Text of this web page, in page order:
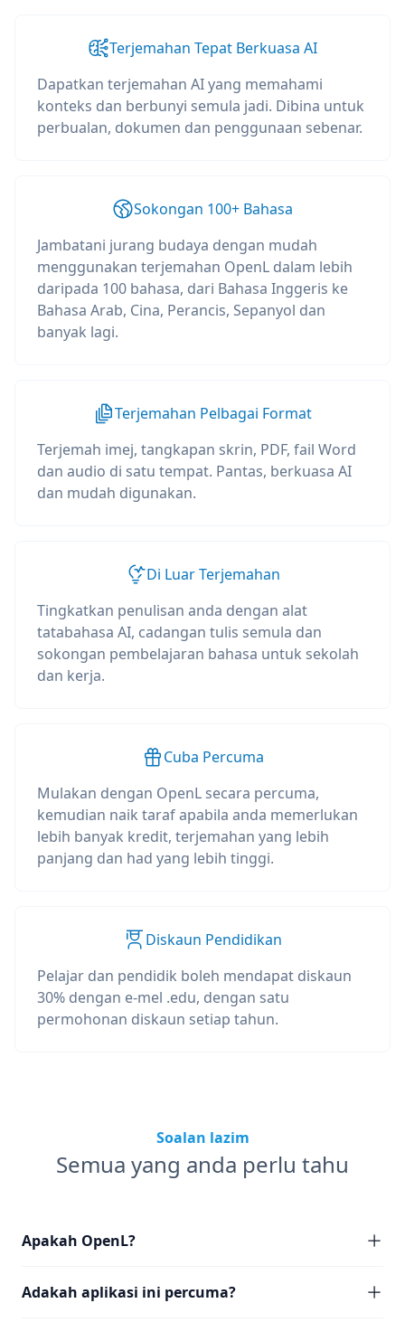
Terjemahan Tepat Berkuasa AI
Dapatkan terjemahan AI yang memahami
konteks dan berbunyi semula jadi. Dibina untuk
perbualan, dokumen dan penggunaan sebenar.
Sokongan 100+ Bahasa
Jambatani jurang budaya dengan mudah
menggunakan terjemahan OpenL dalam lebih
daripada 100 bahasa, dari Bahasa Inggeris ke
Bahasa Arab, Cina, Perancis, Sepanyol dan
banyak lagi.
Terjemahan Pelbagai Format
Terjemah imej, tangkapan skrin, PDF, fail Word
dan audio di satu tempat. Pantas, berkuasa AI
dan mudah digunakan.
Di Luar Terjemahan
Tingkatkan penulisan anda dengan alat
tatabahasa AI, cadangan tulis semula dan
sokongan pembelajaran bahasa untuk sekolah
dan kerja.
Cuba Percuma
Mulakan dengan OpenL secara percuma,
kemudian naik taraf apabila anda memerlukan
lebih banyak kredit, terjemahan yang lebih
panjang dan had yang lebih tinggi.
Diskaun Pendidikan
Pelajar dan pendidik boleh mendapat diskaun
30% dengan e-mel .edu, dengan satu
permohonan diskaun setiap tahun.
Soalan lazim
Semua yang anda perlu tahu
Apakah OpenL?
Adakah aplikasi ini percuma?